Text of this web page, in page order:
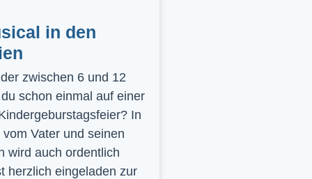
in den
zwischen 6 und 12
schon einmal auf einer
In
Vater und seinen
wird auch ordentlich
herzlich eingeladen zur